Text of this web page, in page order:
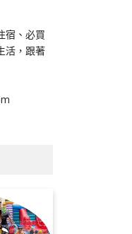
宿、必買
活，跟著